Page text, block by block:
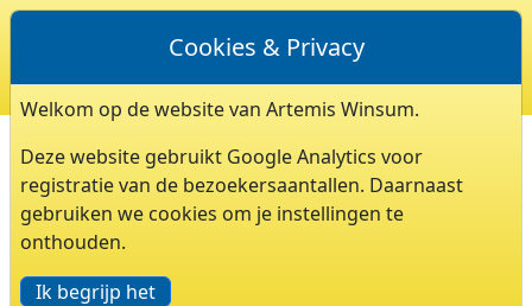
Cookies & Privacy
Welkom op de website van Artemis Winsum.
Deze website gebruikt Google Analytics voor
registratie van de bezoekersaantallen. Daarnaast
gebruiken we cookies om je instellingen te
onthouden.
Ik begrijp het
ALV ARTEMIS VLOT VERLOPEN
Geschreven door Geert Houtman op 28-10-2025